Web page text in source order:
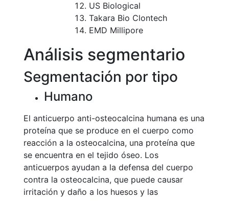
US Biological
Takara Bio Clontech
EMD Millipore
Análisis segmentario
Segmentación por tipo
Humano
El anticuerpo anti-osteocalcina humana es una
proteína que se produce en el cuerpo como
reacción a la osteocalcina, una proteína que
se encuentra en el tejido óseo. Los
anticuerpos ayudan a la defensa del cuerpo
contra la osteocalcina, que puede causar
irritación y daño a los huesos y las